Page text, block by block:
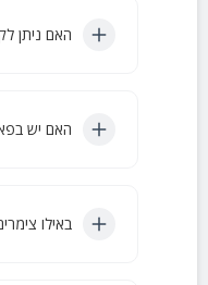
האם ניתן
האם יש
באילו